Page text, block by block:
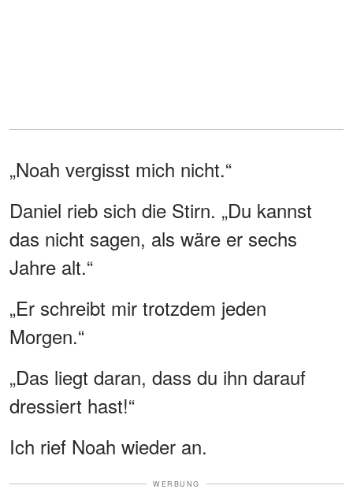
„Noah vergisst mich nicht.“
Daniel rieb sich die Stirn. „Du kannst
das nicht sagen, als wäre er sechs
Jahre alt.“
„Er schreibt mir trotzdem jeden
Morgen.“
„Das liegt daran, dass du ihn darauf
dressiert hast!“
Ich rief Noah wieder an.
WERBUNG